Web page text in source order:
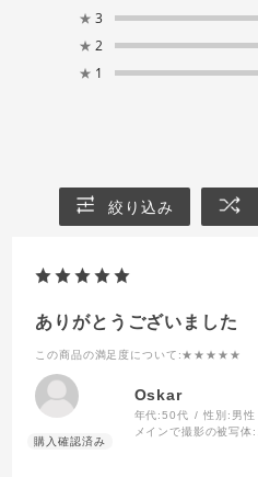
★ 3
★ 2
★ 1
絞り込み
ありがとうございました
この商品の満足度について :★★★★★
Oskar
年代:50代 性別: 男性
メインで撮影の被写体: